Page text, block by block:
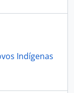
Indígenas